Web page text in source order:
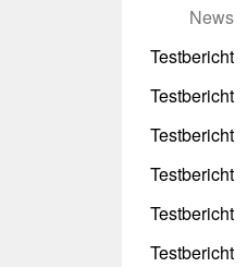
News
Testbericht
Testbericht
Testbericht
Testbericht
Testbericht
Testbericht